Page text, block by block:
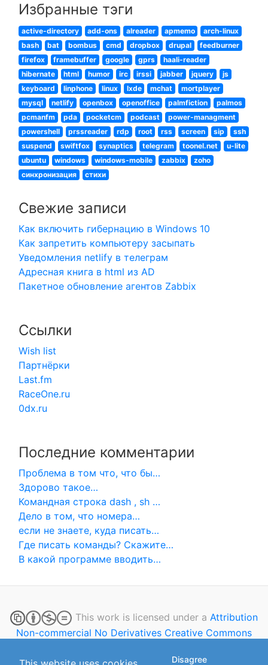
Избранные тэги
active-directory add-ons alreader apmemo
arch-linux
bash
bat bombus cmd dropbox drupal
feedburner
firefox
framebuffer google gprs
haali-reader
hibernate
html humor irc irssi jabber jquery
js
keyboard
linphone linux lxde mchat
mortplayer
mysql
netlify openbox openoffice palmfiction
palmos
pcmanfm
pda pocketcm podcast
power-managment
powershell
prssreader rdp root rss screen sip
ssh
suspend
swiftfox synaptics telegram toonel.net
u-lite
ubuntu
windows windows-mobile zabbix
zoho
синхронизация
стихи
Свежие записи
Как включить гибернацию в Windows 10
Как запретить компьютеру засыпать
Уведомления netlify в телеграм
Адресная книга в html из AD
Пакетное обновление агентов Zabbix
Ссылки
Wish list
Партнёрки
Last.fm
RaceOne.ru
0dx.ru
Последние комментарии
Проблема в том что, что бы…
Здорово такое…
Командная строка dash , sh …
Дело в том, что номера…
если не знаете, куда писать…
Где писать команды? Скажите…
В какой программе вводить…
This work is licensed under a Attribution
Non-commercial No Derivatives Creative Commons
Disagree